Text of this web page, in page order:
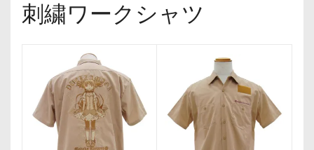
刺繍ワークシャツ